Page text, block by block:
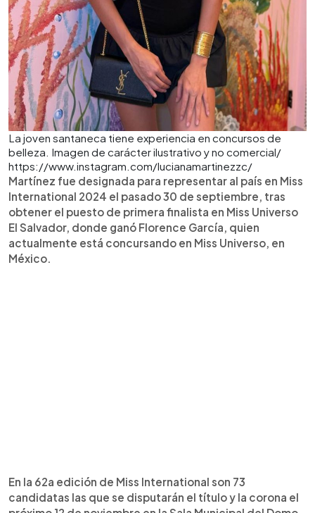
La joven santaneca tiene experiencia en concursos de
belleza. Imagen de carácter ilustrativo y no comercial/
https://www.instagram.com/lucianamartinezzc/
Martínez fue designada para representar al país en Miss
International 2024 el pasado 30 de septiembre, tras
obtener el puesto de primera finalista en Miss Universo
El Salvador, donde ganó Florence García, quien
actualmente está concursando en Miss Universo, en
México.
En la 62a edición de Miss International son 73
candidatas las que se disputarán el título y la corona el